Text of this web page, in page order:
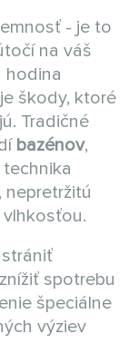
- je to
na váš
hodina
škody, ktoré
Tradičné
bazénov,
nepretržitú
spotrebu
špeciálne
výziev